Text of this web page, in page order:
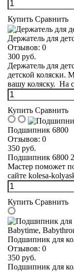
Купить Сравнить
Держатель для
Отзывов: 0
300 руб.
Держатель для
детской коляски.
вашу коляску. На
Купить Сравнить
Подшипник 6800
Отзывов: 0
350 руб.
Подшипник 6800
Мастер поможет
сайте kolesa-
Купить Сравнить
Подшипник для
Отзывов: 0
350 руб.
Подшипник для